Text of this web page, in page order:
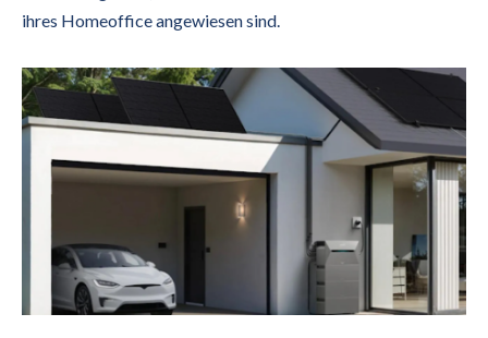
ihres Homeoffice angewiesen sind.